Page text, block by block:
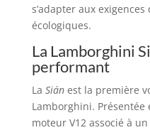
s’adapter aux
écologiques.
La Lamborghini
performant
La Siánest la première
Lamborghini.
moteur V12 associé à